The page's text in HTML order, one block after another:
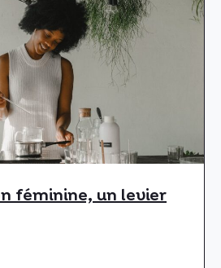
féminine, un levier